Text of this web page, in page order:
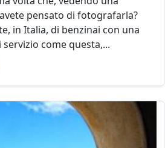
pensato di fotografarla?
in Italia, di benzinai con una
come questa,...